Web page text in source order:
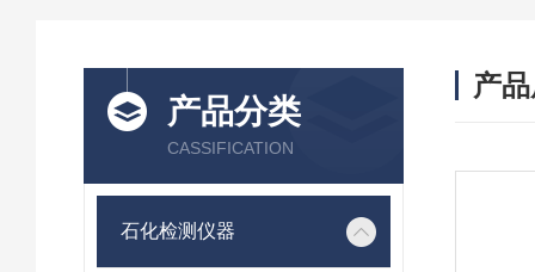
产品分类
CASSIFICATION
石化检测仪器
产